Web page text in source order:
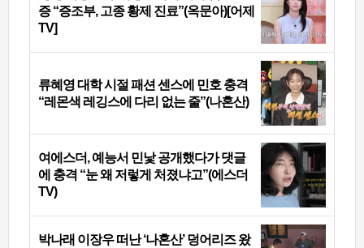
증 “증조부, 고종 황제 진료”(옥문아)[어제
TV]
류혜영 대학 시절 패션 센스에 민호 충격
“레몬색 레깅스에 다리 없는 줄”(나혼산)
여에스더, 예능서 민낯 공개했다가 댓글
에 충격 “눈 왜 저렇게 처졌냐고”(에스더
TV)
박나래 이장우 떠난 ‘나혼산’ 덩어리즈 왔